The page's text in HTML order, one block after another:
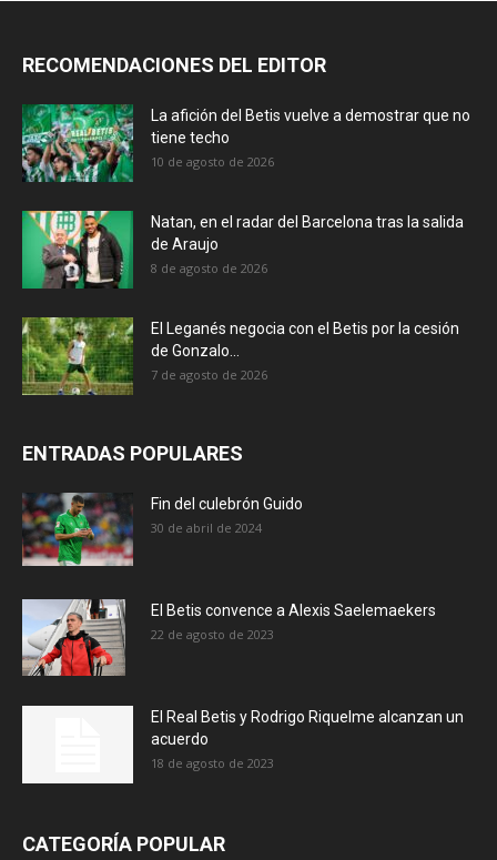
RECOMENDACIONES DEL EDITOR
La afición del Betis vuelve a demostrar que no
tiene techo
10 de agosto de 2026
Natan, en el radar del Barcelona tras la salida
de Araujo
8 de agosto de 2026
El Leganés negocia con el Betis por la cesión
de Gonzalo...
7 de agosto de 2026
ENTRADAS POPULARES
Fin del culebrón Guido
30 de abril de 2024
El Betis convence a Alexis Saelemaekers
22 de agosto de 2023
El Real Betis y Rodrigo Riquelme alcanzan un
acuerdo
18 de agosto de 2023
CATEGORÍA POPULAR